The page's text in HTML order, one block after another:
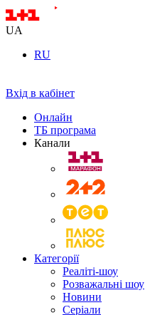
UA
RU
Вхід в кабінет
Онлайн
ТБ програма
Канали
Категорії
Реаліті-шоу
Розважальні шоу
Новини
Серіали